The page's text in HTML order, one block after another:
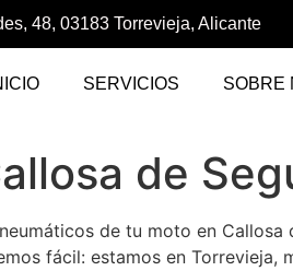
48, 03183 Torrevieja, Alicante
SERVICIOS SOBRE
de
de tu moto en
fácil: estamos en Torrevieja,